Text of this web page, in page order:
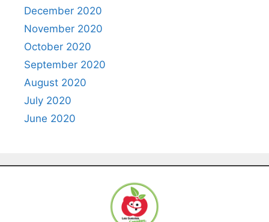
December 2020
November 2020
October 2020
September 2020
August 2020
July 2020
June 2020